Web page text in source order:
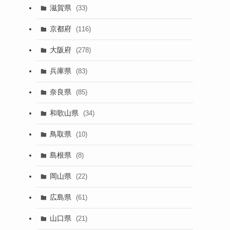
滋賀県 (33)
京都府 (116)
大阪府 (278)
兵庫県 (83)
奈良県 (85)
和歌山県 (34)
鳥取県 (10)
島根県 (8)
岡山県 (22)
広島県 (61)
山口県 (21)